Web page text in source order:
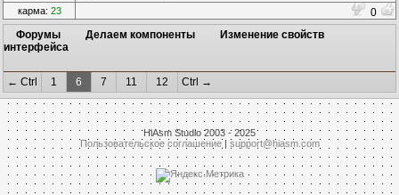
карма: 23
0
Форумы
Делаем компоненты
Изменение свойств
интерфейса
← Ctrl 1 6 7 11 12 Ctrl →
HiAsm Studio 2003 - 2025
Пользовательское соглашение| support@hiasm.com